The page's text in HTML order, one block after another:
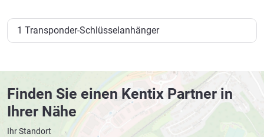
1 Transponder-Schlüsselanhänger
Finden Sie einen Kentix Partner in
Ihrer Nähe
Ihr Standort